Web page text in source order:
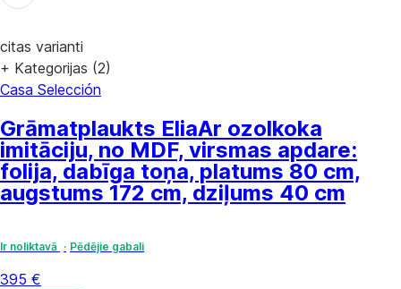
citas varianti
+ Kategorijas (2)
Casa Selección
Grāmatplaukts EliaAr ozolkoka
imitāciju, no MDF, virsmas apdare:
folija, dabīga toņa, platums 80 cm,
augstums 172 cm, dziļums 40 cm
Ir noliktavā Pēdējie gabali
395 €